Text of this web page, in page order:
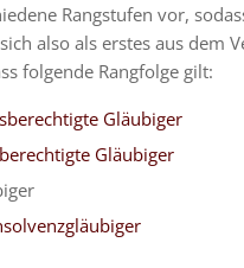
Rangstufen vor,
also als erstes aus dem
folgende Rangfolge gilt:
Gläubiger
Gläubiger